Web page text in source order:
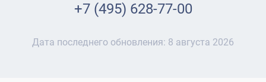
+7 (495) 628-77-00
Дата последнего обновления: 8 августа 2026